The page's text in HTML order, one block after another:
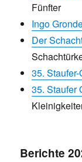
Fünfter
Ingo
Der
35. Staufer-
35. Staufer
Berichte